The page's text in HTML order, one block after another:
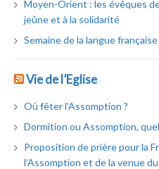
Moyen-Orient : les évêques
jeûne et à la solidarité
Semaine de la langue
Vie de l’Eglise
Où fêter l’Assomption ?
Dormition ou Assomption,
Proposition de prière pour la
l’Assomption et de la venue